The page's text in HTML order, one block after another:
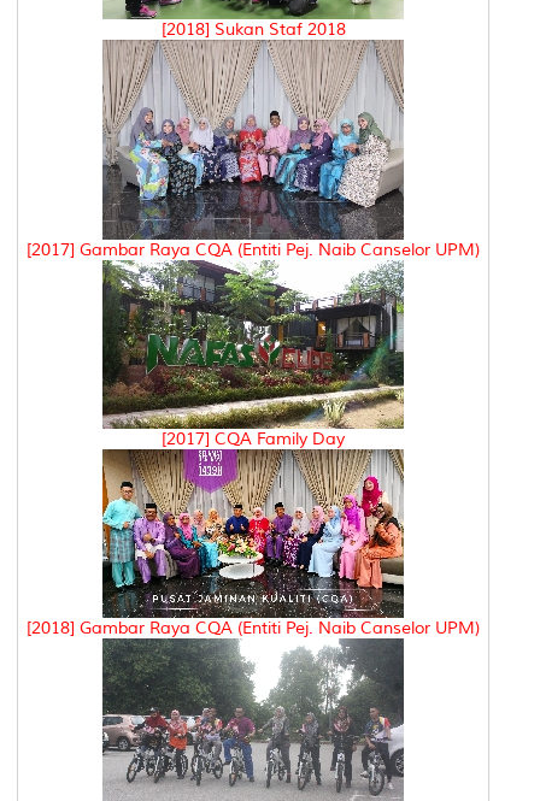
[2018] Sukan Staf 2018
[2017] Gambar Raya CQA (Entiti Pej. Naib Canselor UPM)
[2017] CQA Family Day
[2018] Gambar Raya CQA (Entiti Pej. Naib Canselor UPM)